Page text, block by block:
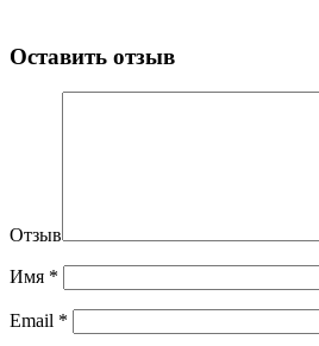
Оставить отзыв
Отзыв
Имя *
Email *